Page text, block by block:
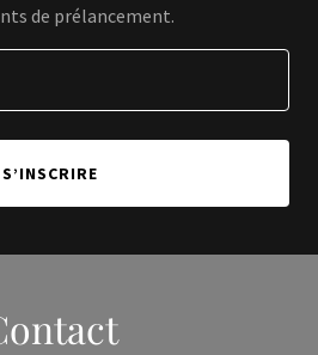
de prélancement.
S’INSCRIRE